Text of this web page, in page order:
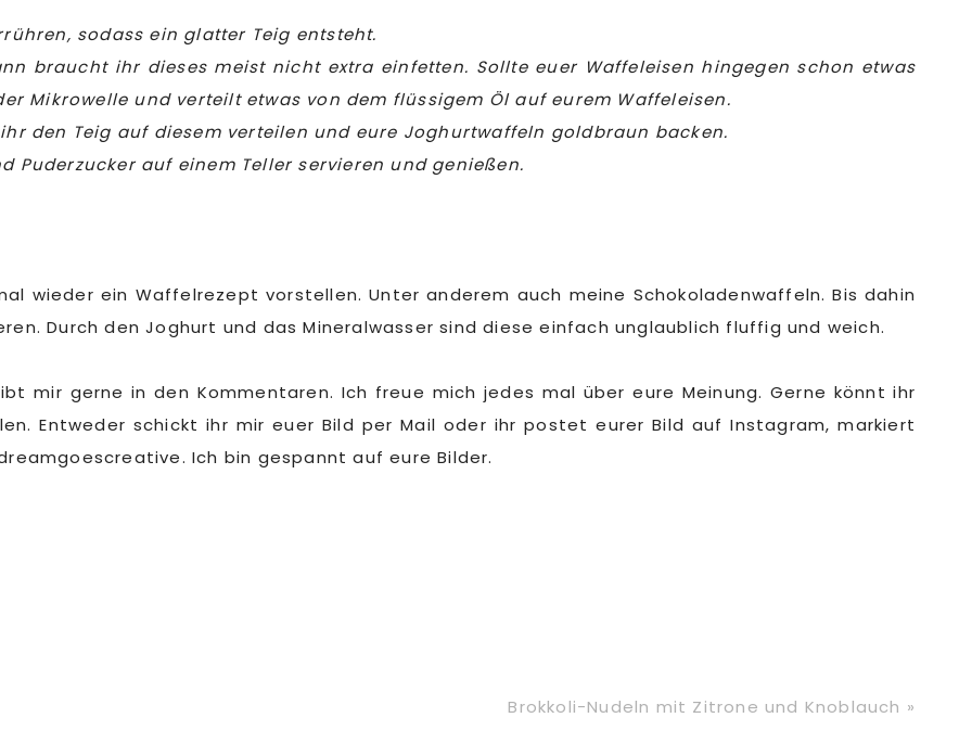
sodass ein glatter Teig entsteht.
braucht ihr dieses meist nicht extra einfetten. Sollte euer Waffeleisen hingegen schon etwas
Mikrowelle und verteilt etwas von dem flüssigem Öl auf eurem Waffeleisen.
den Teig auf diesem verteilen und eure Joghurtwaffeln goldbraun backen.
Puderzucker auf einem Teller servieren und genießen.
wieder ein Waffelrezept vorstellen. Unter anderem auch meine Schokoladenwaffeln. Bis dahin
Durch den Joghurt und das Mineralwasser sind diese einfach unglaublich fluffig und weich.
mir gerne in den Kommentaren. Ich freue mich jedes mal über eure Meinung. Gerne könnt ihr
Entweder schickt ihr mir euer Bild per Mail oder ihr postet eurer Bild auf Instagram, markiert
Ich bin gespannt auf eure Bilder.
Nächster
Brokkoli-Nudeln mit Zitrone und Knoblauch »